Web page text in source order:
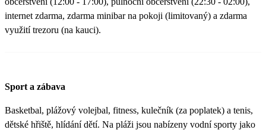
internet zdarma, zdarma minibar na pokoji (limitovaný) a zdarma
využití trezoru (na kauci).
Sport a zábava
Basketbal, plážový volejbal, fitness, kulečník (za poplatek) a tenis,
dětské hřiště, hlídání dětí. Na pláži jsou nabízeny vodní sporty jako